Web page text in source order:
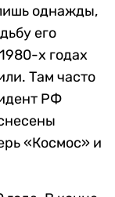
однажды,
его
х годах
Там часто
РФ
«Космос» и